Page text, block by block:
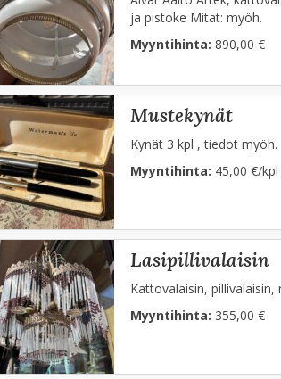
ja pistoke Mitat: myöh.
Myyntihinta: 890,00 €
mustekynät
Kynät 3 kpl , tiedot myöh.
Myyntihinta: 45,00 €/kpl
lasipillivalaisin
Kattovalaisin,
Myyntihinta: 355,00 €